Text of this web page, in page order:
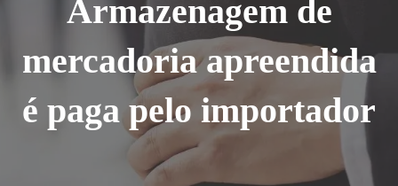
Armazenagem de
mercadoria apreendida
é paga pelo importador